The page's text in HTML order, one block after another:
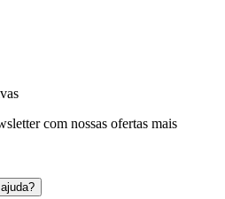
com nossas ofertas mais